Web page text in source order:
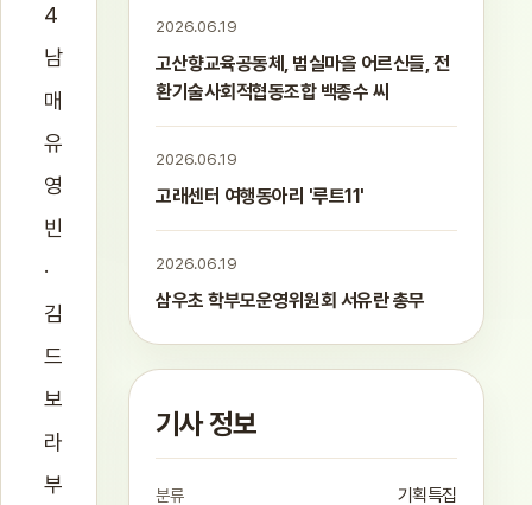
4
남
매
유
영
빈
·
김
드
보
라
부
2026.06.19
고산향교육공동체, 범실마을 어르신들, 전
환기술사회적협동조합 백종수 씨
2026.06.19
고래센터 여행동아리 '루트11'
2026.06.19
삼우초 학부모운영위원회 서유란 총무
기사 정보
분류 기획특집